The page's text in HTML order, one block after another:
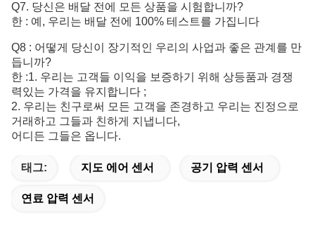
Q7. 당신은 배달 전에 모든 상품을 시험합니까?
한 : 예, 우리는 배달 전에 100% 테스트를 가집니다
Q8 : 어떻게 당신이 장기적인 우리의 사업과 좋은 관계를 만
듭니까?
한 :1. 우리는 고객들 이익을 보증하기 위해 상등품과 경쟁
력있는 가격을 유지합니다 ;
2. 우리는 친구로써 모든 고객을 존경하고 우리는 진정으로
거래하고 그들과 친하게 지냅니다,
어디든 그들은 옵니다.
태그: 지도 에어 센서 공기 압력 센서
연료 압력 센서